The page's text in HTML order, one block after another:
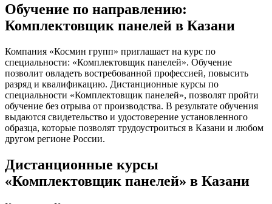
Обучение по направлению:
Комплектовщик панелей в Казани
Компания «Космин групп» приглашает на курс по
специальности: «Комплектовщик панелей». Обучение
позволит овладеть востребованной профессией, повысить
разряд и квалификацию. Дистанционные курсы по
специальности «Комплектовщик панелей», позволят пройти
обучение без отрыва от производства. В результате обучения
выдаются свидетельство и удостоверение установленного
образца, которые позволят трудоустроиться в Казани и любом
другом регионе России.
Дистанционные курсы
«Комплектовщик панелей» в Казани